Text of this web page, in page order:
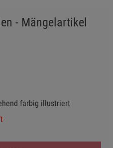
- Mängelartikel
farbig illustriert